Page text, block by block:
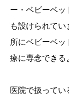
ー・ベビーベ
も設けられて
所にベビーベ
療に専念できる
医院で扱って